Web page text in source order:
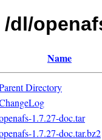
dl/
Name
Directory
1.7.27-doc.tar
1.7.27-doc.tar.bz2